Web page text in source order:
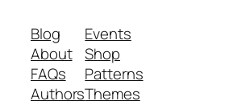
Blog
About
FAQs
Authors
Events
Shop
Patterns
Themes